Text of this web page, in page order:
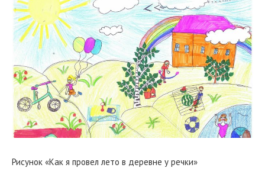
Рисунок «Как я провел лето в деревне у речки»